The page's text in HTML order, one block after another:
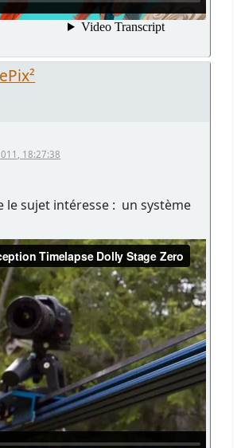
18:27:38
le sujet intéresse : un système